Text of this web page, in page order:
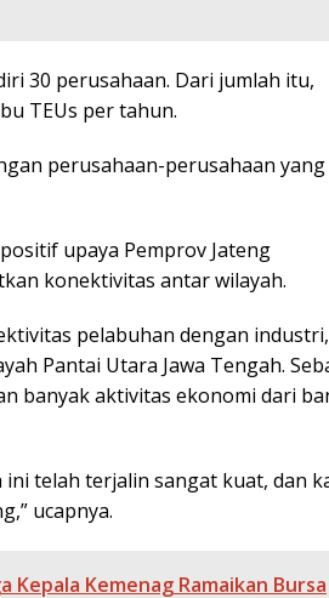
30 perusahaan. Dari jumlah itu,
TEUs per tahun.
perusahaan-perusahaan yang
upaya Pemprov Jateng
konektivitas antar wilayah.
pelabuhan dengan
Pantai Utara Jawa Tengah.
banyak aktivitas ekonomi dari
ini telah terjalin sangat kuat, dan
ucapnya.
Kepala Kemenag Ramaikan Bursa